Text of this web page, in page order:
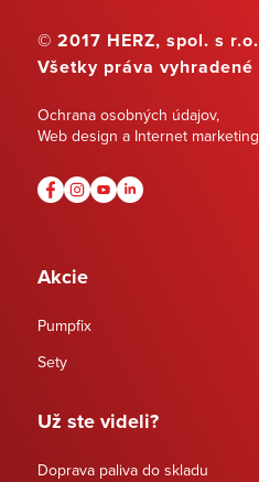
© 2017 HERZ, spol. s r.o.
Všetky práva vyhradené
Ochrana osobných údajov,
Web design a Internet marketing
Akcie
Pumpfix
Sety
Už ste videli?
Doprava paliva do skladu